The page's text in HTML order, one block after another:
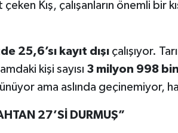
Kış, çalışanların önemli bir
25,6’sı kayıt dışıçalışıyor.
kişi sayısı 3 milyon 998
ama aslında geçinemiyor,
27’Sİ DURMUŞ”